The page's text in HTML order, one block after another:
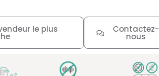
Contactez-
nous
le plus